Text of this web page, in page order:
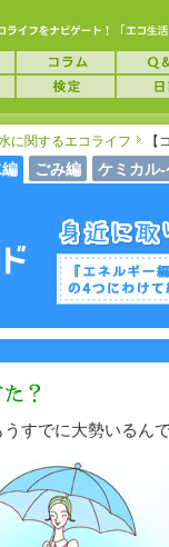
に関するエコライフ
ごみ編 ケミカル
すでに大勢いるん